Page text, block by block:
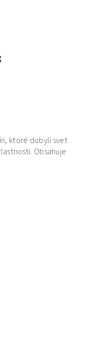
ktoré dobyli svet
Obsahuje